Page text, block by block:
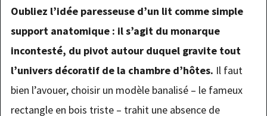
Oubliez l’idée paresseuse d’un lit comme simple
support anatomique : il s’agit du monarque
incontesté, du pivot autour duquel gravite tout
l’univers décoratif de la chambre d’hôtes. Il faut
bien l’avouer, choisir un modèle banalisé – le fameux
rectangle en bois triste – trahit une absence de